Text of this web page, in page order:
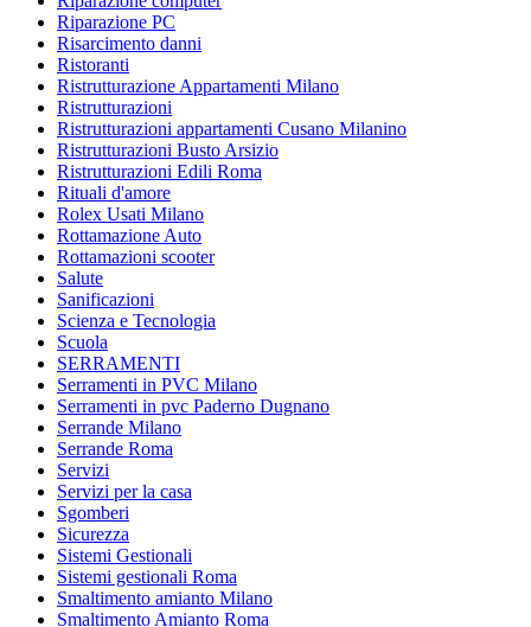
Riparazione PC
Risarcimento danni
Ristoranti
Ristrutturazione Appartamenti Milano
Ristrutturazioni
Ristrutturazioni appartamenti Cusano Milanino
Ristrutturazioni Busto Arsizio
Ristrutturazioni Edili Roma
Rituali d'amore
Rolex Usati Milano
Rottamazione Auto
Rottamazioni scooter
Salute
Sanificazioni
Scienza e Tecnologia
Scuola
SERRAMENTI
Serramenti in PVC Milano
Serramenti in pvc Paderno Dugnano
Serrande Milano
Serrande Roma
Servizi
Servizi per la casa
Sgomberi
Sicurezza
Sistemi Gestionali
Sistemi gestionali Roma
Smaltimento amianto Milano
Smaltimento Amianto Roma